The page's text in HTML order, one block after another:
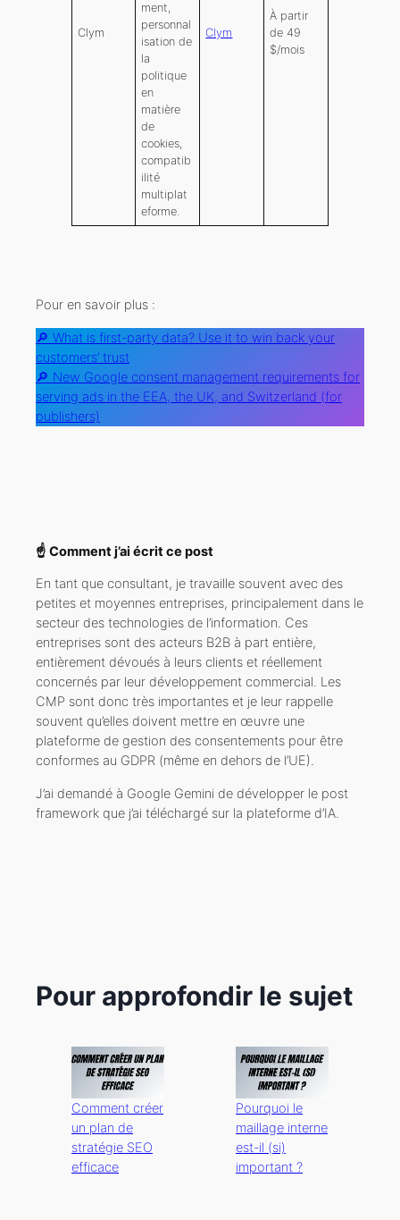
Clym
ment,
personnal
isation de
la
politique
en
matière
de
cookies,
compatib
ilité
multiplat
eforme.
Clym
À partir
de 49
$/mois
Pour en savoir plus :
🔎 What is first-party data? Use it to win back your
customers’ trust
🔎 New Google consent management requirements for
serving ads in the EEA, the UK, and Switzerland (for
publishers)
☝ Comment j’ai écrit ce post
En tant que consultant, je travaille souvent avec des
petites et moyennes entreprises, principalement dans le
secteur des technologies de l’information. Ces
entreprises sont des acteurs B2B à part entière,
entièrement dévoués à leurs clients et réellement
concernés par leur développement commercial. Les
CMP sont donc très importantes et je leur rappelle
souvent qu’elles doivent mettre en œuvre une
plateforme de gestion des consentements pour être
conformes au GDPR (même en dehors de l’UE).
J’ai demandé à Google Gemini de développer le post
framework que j’ai téléchargé sur la plateforme d’IA.
Pour approfondir le sujet
Comment créer
un plan de
stratégie SEO
efficace
Pourquoi le
maillage interne
est-il (si)
important ?